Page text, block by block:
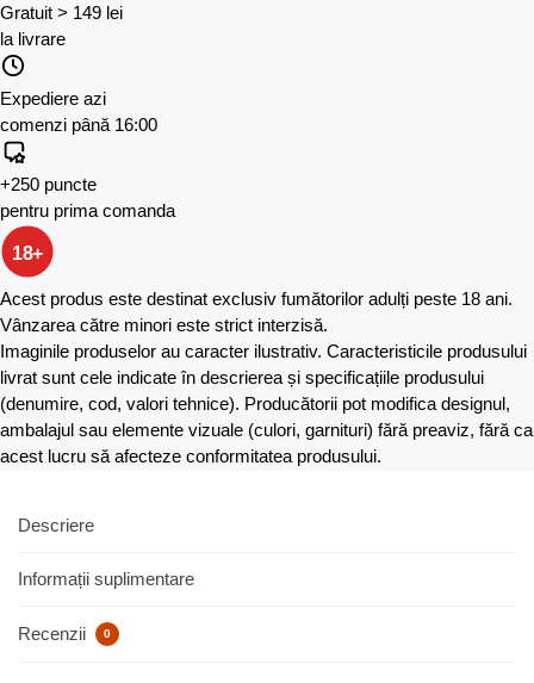
Gratuit > 149 lei
la livrare
Expediere azi
comenzi până 16:00
+250 puncte
pentru prima comanda
18+
Acest produs este destinat exclusiv fumătorilor adulți peste 18 ani.
Vânzarea către minori este strict interzisă.
Imaginile produselor au caracter ilustrativ. Caracteristicile produsului
livrat sunt cele indicate în descrierea și specificațiile produsului
(denumire, cod, valori tehnice). Producătorii pot modifica designul,
ambalajul sau elemente vizuale (culori, garnituri) fără preaviz, fără ca
acest lucru să afecteze conformitatea produsului.
Descriere
Informații suplimentare
Recenzii 0